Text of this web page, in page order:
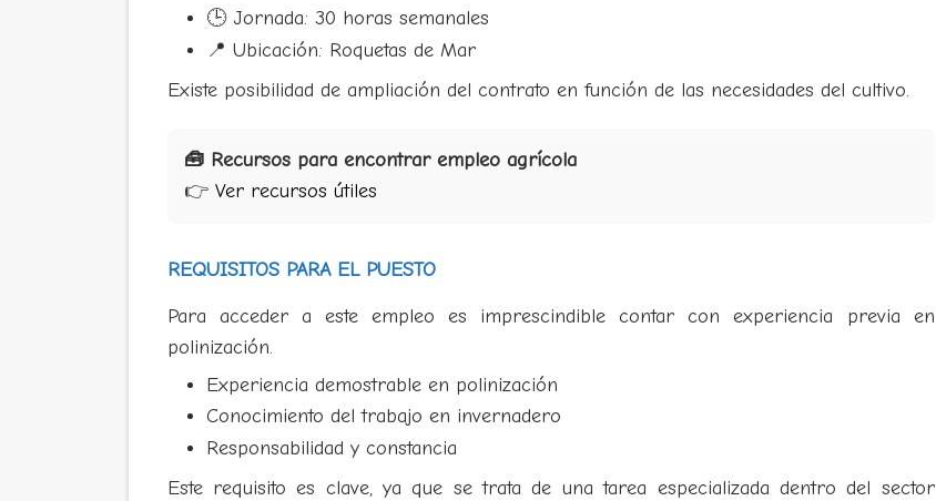
🕒 Jornada: 30 horas semanales
📍 Ubicación: Roquetas de Mar
Existe posibilidad de ampliación del contrato en función de las necesidades del cultivo.
🧰 Recursos para encontrar empleo agrícola
👉 Ver recursos útiles
REQUISITOS PARA EL PUESTO
Para acceder a este empleo es imprescindible contar con experiencia previa en
polinización.
Experiencia demostrable en polinización
Conocimiento del trabajo en invernadero
Responsabilidad y constancia
Este requisito es clave, ya que se trata de una tarea especializada dentro del sector